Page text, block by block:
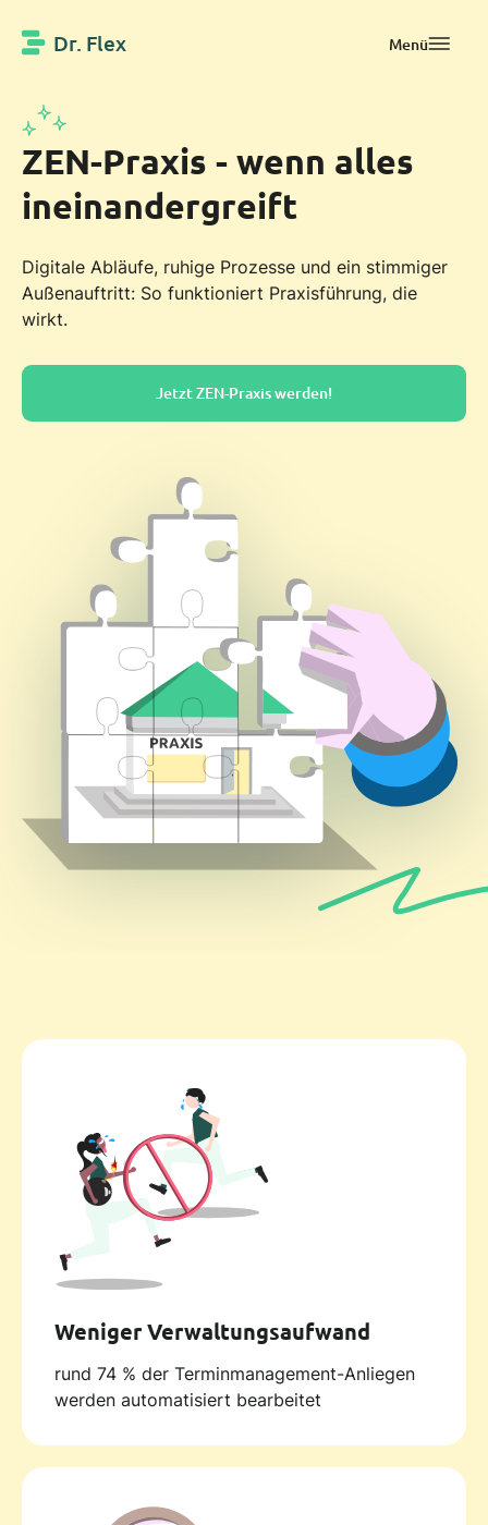
Dr. Flex Menü
ZEN-Praxis - wenn alles
ineinandergreift
Digitale Abläufe, ruhige Prozesse und ein stimmiger
Außenauftritt: So funktioniert Praxisführung, die
wirkt.
Jetzt ZEN-Praxis werden!
Weniger Verwaltungsaufwand
rund 74 % der Terminmanagement-Anliegen
werden automatisiert bearbeitet